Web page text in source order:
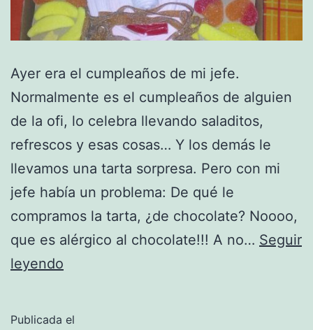
Ayer era el cumpleaños de mi jefe.
Normalmente es el cumpleaños de alguien
de la ofi, lo celebra llevando saladitos,
refrescos y esas cosas… Y los demás le
llevamos una tarta sorpresa. Pero con mi
jefe había un problema: De qué le
compramos la tarta, ¿de chocolate? Noooo,
que es alérgico al chocolate!!! A no… Seguir
leyendo
Publicada el